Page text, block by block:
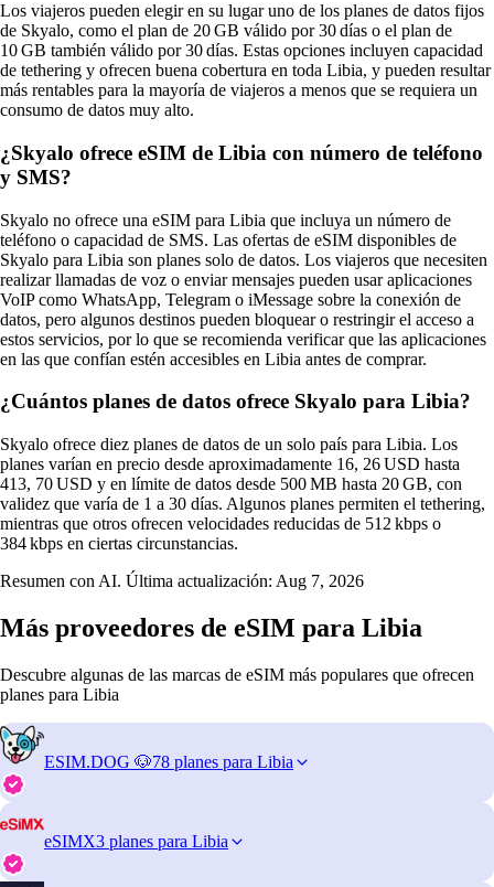
Los viajeros pueden elegir en su lugar uno de los planes de datos fijos
de Skyalo, como el plan de 20 GB válido por 30 días o el plan de
10 GB también válido por 30 días. Estas opciones incluyen capacidad
de tethering y ofrecen buena cobertura en toda Libia, y pueden resultar
más rentables para la mayoría de viajeros a menos que se requiera un
consumo de datos muy alto.
¿Skyalo ofrece eSIM de Libia con número de teléfono
y SMS?
Skyalo no ofrece una eSIM para Libia que incluya un número de
teléfono o capacidad de SMS. Las ofertas de eSIM disponibles de
Skyalo para Libia son planes solo de datos. Los viajeros que necesiten
realizar llamadas de voz o enviar mensajes pueden usar aplicaciones
VoIP como WhatsApp, Telegram o iMessage sobre la conexión de
datos, pero algunos destinos pueden bloquear o restringir el acceso a
estos servicios, por lo que se recomienda verificar que las aplicaciones
en las que confían estén accesibles en Libia antes de comprar.
¿Cuántos planes de datos ofrece Skyalo para Libia?
Skyalo ofrece diez planes de datos de un solo país para Libia. Los
planes varían en precio desde aproximadamente 16, 26 USD hasta
413, 70 USD y en límite de datos desde 500 MB hasta 20 GB, con
validez que varía de 1 a 30 días. Algunos planes permiten el tethering,
mientras que otros ofrecen velocidades reducidas de 512 kbps o
384 kbps en ciertas circunstancias.
Resumen con AI. Última actualización: Aug 7, 2026
Más proveedores de eSIM para Libia
Descubre algunas de las marcas de eSIM más populares que ofrecen
planes para Libia
ESIM.DOG 🐶78 planes para Libia
eSIMX3 planes para Libia